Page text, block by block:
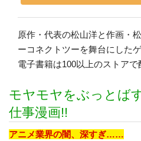
原作・代表の松山洋と作画・
ーコネクトツーを舞台にした
電子書籍は100以上のストアで
モヤモヤをぶっとば
仕事漫画!!
アニメ業界の闇、深すぎ……